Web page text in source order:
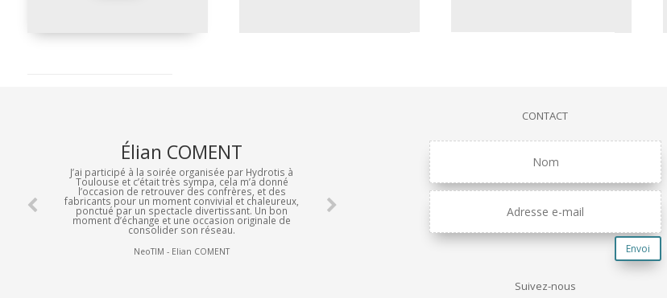
Élian COMENT
J’ai participé à la soirée organisée par Hydrotis à
Toulouse et c’était très sympa, cela m’a donné
l’occasion de retrouver des confrères, et des
fabricants pour un moment convivial et chaleureux,
ponctué par un spectacle divertissant. Un bon
moment d’échange et une occasion originale de
consolider son réseau.
NeoTIM - Elian COMENT
CONTACT
Envoi
Suivez-nous